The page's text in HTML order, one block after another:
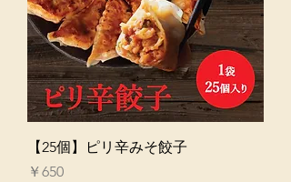
【25個】ピリ辛みそ餃子
価格
￥650